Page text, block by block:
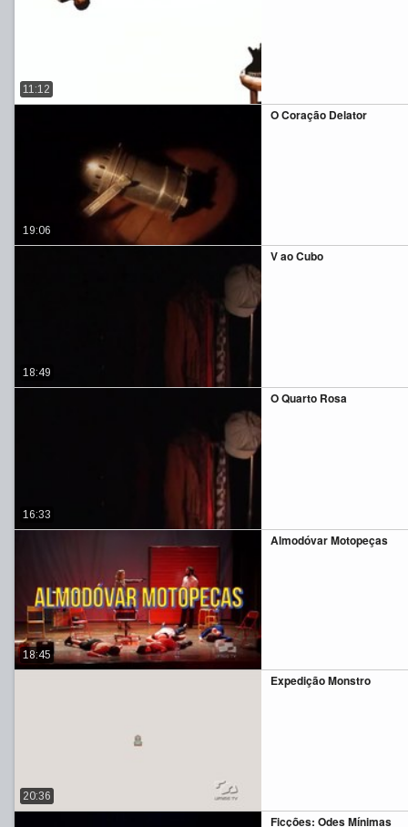
11:12
O Coração Delator
19:06
V ao Cubo
18:49
O Quarto Rosa
16:33
Almodóvar Motopeças
18:45
Expedição Monstro
20:36
Ficções: Odes Mínimas